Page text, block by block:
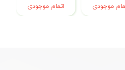
اتمام موجودی موجودی